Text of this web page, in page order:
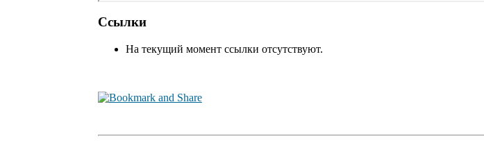
Ссылки
На текущий момент ссылки отсутствуют.